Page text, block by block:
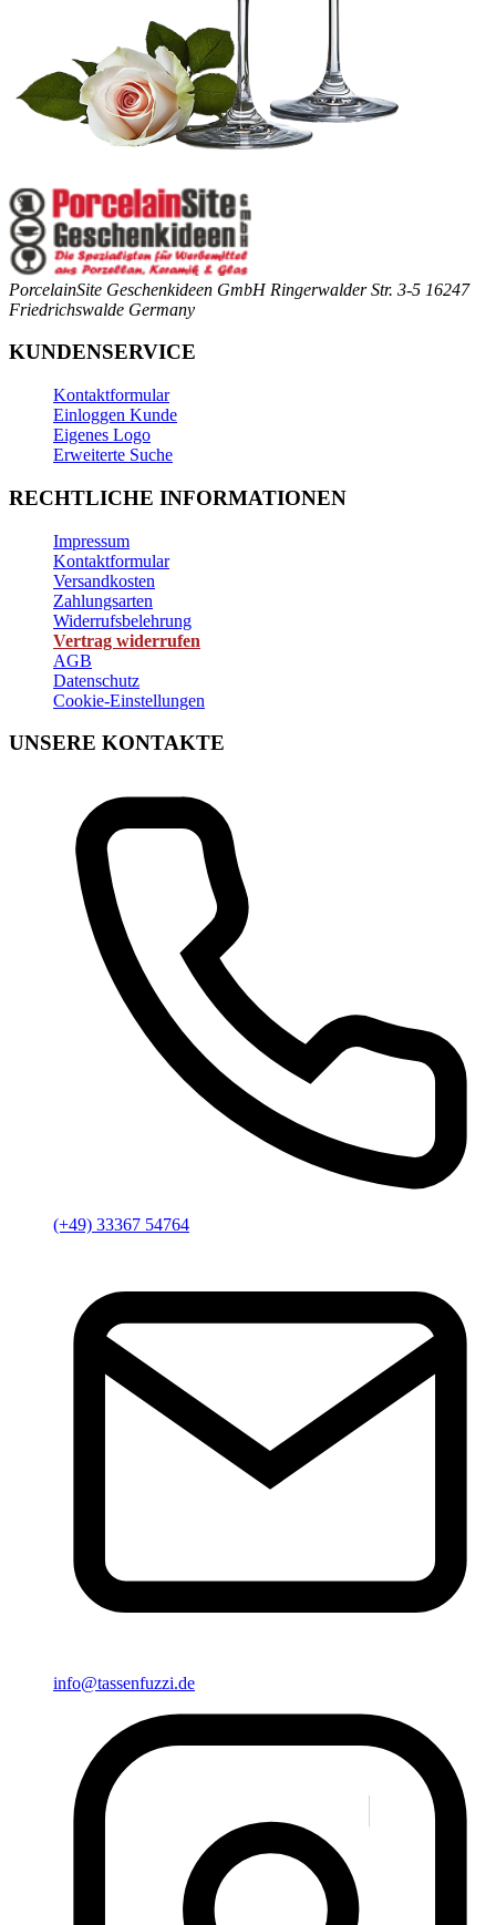
PorcelainSite Geschenkideen GmbH Ringerwalder Str. 3-5 16247
Friedrichswalde Germany
KUNDENSERVICE
Kontaktformular
Einloggen Kunde
Eigenes Logo
Erweiterte Suche
RECHTLICHE INFORMATIONEN
Impressum
Kontaktformular
Versandkosten
Zahlungsarten
Widerrufsbelehrung
Vertrag widerrufen
AGB
Datenschutz
Cookie-Einstellungen
UNSERE KONTAKTE
(+49) 33367 54764
info@tassenfuzzi.de